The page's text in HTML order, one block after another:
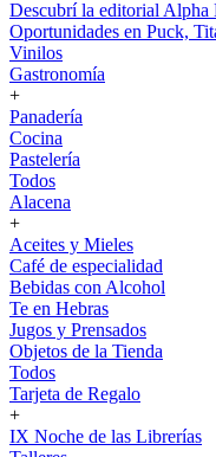
Descubrí la editorial Alpha
Oportunidades en Puck,
Vinilos
Gastronomía
+
Panadería
Cocina
Pastelería
Todos
Alacena
+
Aceites y Mieles
Café de especialidad
Bebidas con Alcohol
Te en Hebras
Jugos y Prensados
Objetos de la Tienda
Todos
Tarjeta de Regalo
+
IX Noche de las Librerías